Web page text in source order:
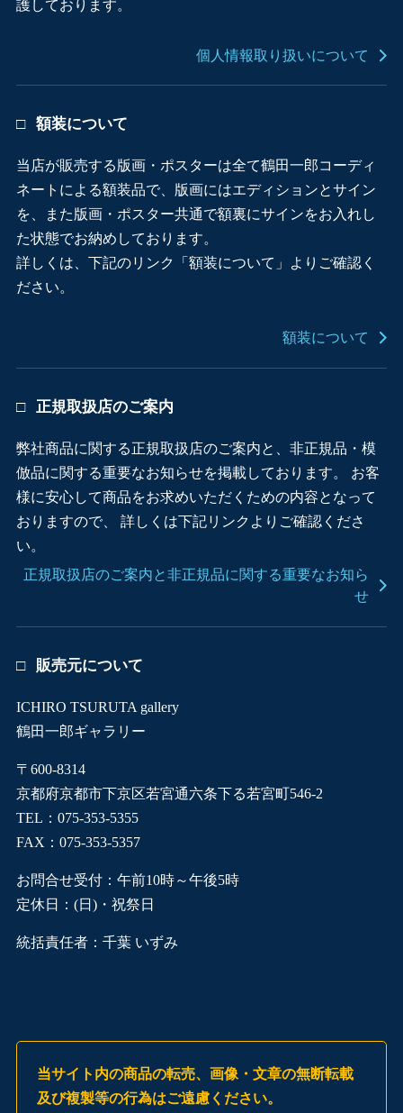
護しております。
個人情報取り扱いについて
額装について
当店が販売する版画・ポスターは全て鶴田一郎コーディ
ネートによる額装品で、版画にはエディションとサイン
を、また版画・ポスター共通で額裏にサインをお入れし
た状態でお納めしております。
詳しくは、下記のリンク「額装について」よりご確認く
ださい。
額装について
正規取扱店のご案内
弊社商品に関する正規取扱店のご案内と、非正規品・模
倣品に関する重要なお知らせを掲載しております。 お客
様に安心して商品をお求めいただくための内容となって
おりますので、 詳しくは下記リンクよりご確認くださ
い。
正規取扱店のご案内と非正規品に関する重要なお知ら
せ
販売元について
ICHIRO TSURUTA gallery
鶴田一郎ギャラリー
〒600-8314
京都府京都市下京区若宮通六条下る若宮町546-2
TEL：075-353-5355
FAX：075-353-5357
お問合せ受付：午前10時～午後5時
定休日：(日)・祝祭日
統括責任者：千葉 いずみ
当サイト内の商品の転売、画像・文章の無断転載
及び複製等の行為はご遠慮ください。